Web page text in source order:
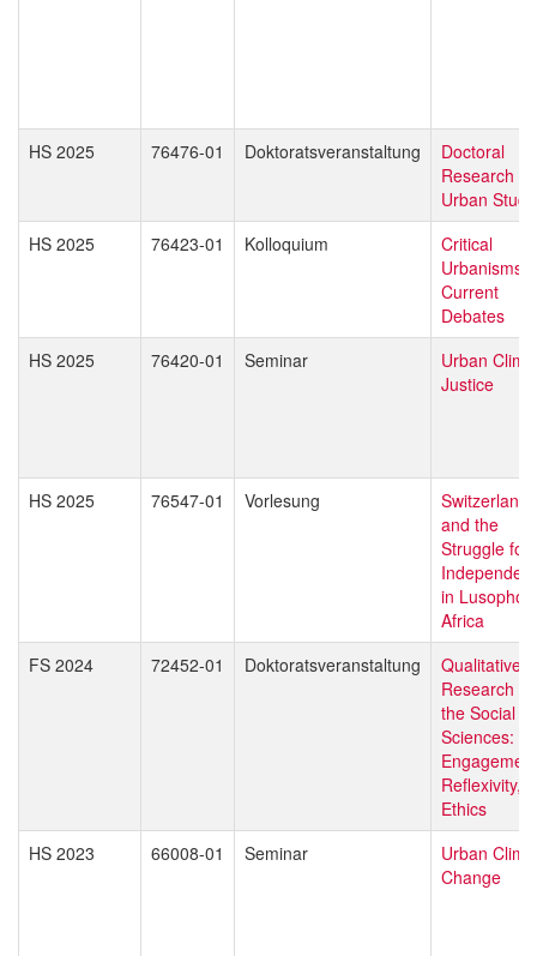
HS 2025 76476-01 Doktoratsveranstaltung
Doctoral
Research in
Urban
HS 2025
76423-01 Kolloquium
Critical
Urbanisms:
Current
Debates
HS 2025
76420-01 Seminar
Urban
Justice
HS 2025 76547-01 Vorlesung
Switzerland
and the
Struggle for
in
Africa
FS 2024
72452-01 Doktoratsveranstaltung
Qualitative
Research in
the Social
Sciences:
Reflexivity,
Ethics
HS 2023
66008-01 Seminar
Urban
Change